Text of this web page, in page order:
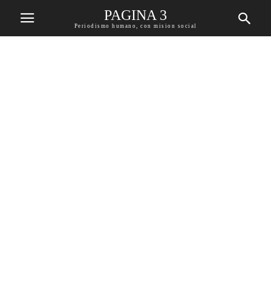
PAGINA 3
Periodismo humano, con mision social